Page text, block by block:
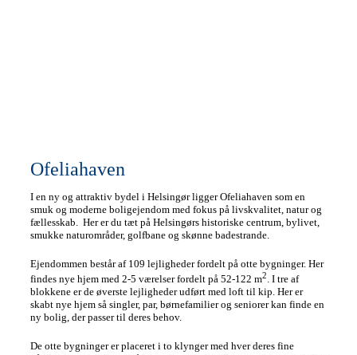
Ofeliahaven
I en ny og attraktiv bydel i Helsingør ligger Ofeliahaven som en
smuk og moderne boligejendom med fokus på livskvalitet, natur og
fællesskab. Her er du tæt på Helsingørs historiske centrum, bylivet,
smukke naturområder, golfbane og skønne badestrande.
Ejendommen består af 109 lejligheder fordelt på otte bygninger. Her
findes nye hjem med 2-5 værelser fordelt på 52-122 m2. I tre af
blokkene er de øverste lejligheder udført med loft til kip. Her er
skabt nye hjem så singler, par, børnefamilier og seniorer kan finde en
ny bolig, der passer til deres behov.
De otte bygninger er placeret i to klynger med hver deres fine